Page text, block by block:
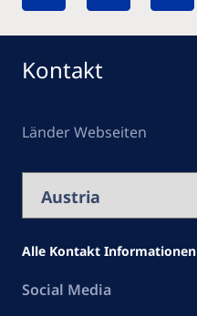
Kontakt
Länder Webseiten
Alle Kontakt Informationen
Social Media